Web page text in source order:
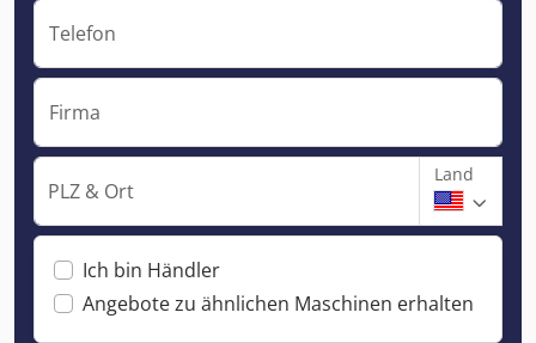
Telefon
Firma
PLZ & Ort
Land
Ich bin Händler
Angebote zu ähnlichen Maschinen erhalten